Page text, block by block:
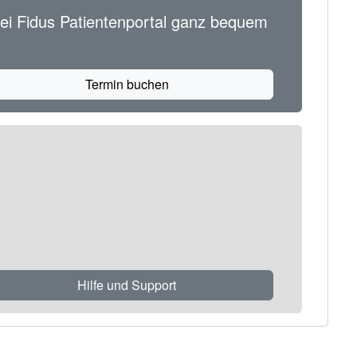
Fidus Patientenportal ganz bequem
Termin buchen
Hilfe und Support